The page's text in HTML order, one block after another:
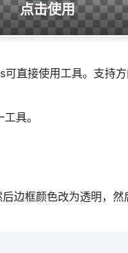
点击使用
直接使用工具。支持
具。
边框颜色改为透明，